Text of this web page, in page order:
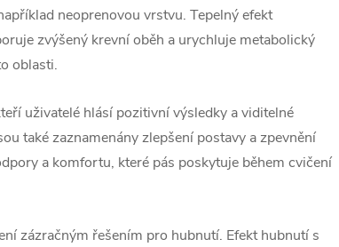
neoprenovou vrstvu. Tepelný efekt
zvýšený krevní oběh a urychluje metabolický
oblasti.
uživatelé hlásí pozitivní výsledky a viditelné
také zaznamenány zlepšení postavy a zpevnění
a komfortu, které pás poskytuje během cvičení
zázračným řešením pro hubnutí. Efekt hubnutí s